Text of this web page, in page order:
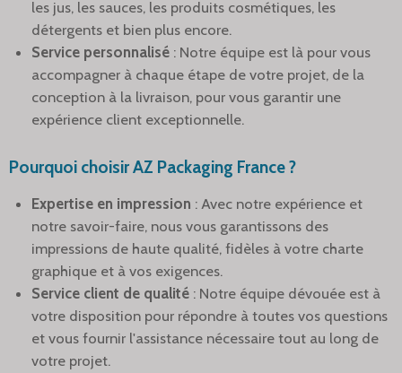
les jus, les sauces, les produits cosmétiques, les
détergents et bien plus encore.
Service personnalisé : Notre équipe est là pour vous
accompagner à chaque étape de votre projet, de la
conception à la livraison, pour vous garantir une
expérience client exceptionnelle.
Pourquoi choisir AZ Packaging France ?
Expertise en impression : Avec notre expérience et
notre savoir-faire, nous vous garantissons des
impressions de haute qualité, fidèles à votre charte
graphique et à vos exigences.
Service client de qualité : Notre équipe dévouée est à
votre disposition pour répondre à toutes vos questions
et vous fournir l'assistance nécessaire tout au long de
votre projet.